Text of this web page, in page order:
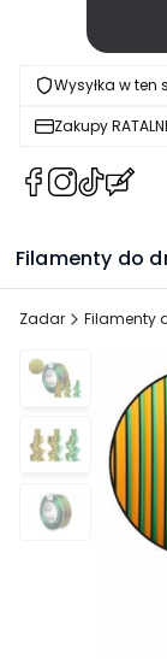
Wysyłka w ten
Zakupy
(Otwiera
nowej
karcie)
(Otwiera
nowej
karcie)
nowej
karcie)
Filamenty do
Zadar Filamenty